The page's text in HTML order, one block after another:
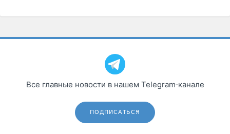
Все главные новости в нашем Telegram‑канале
ПОДПИСАТЬСЯ